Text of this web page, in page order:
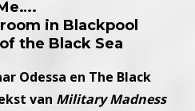
in Blackpool
the Black Sea
Odessa en The Black
van Military Madness